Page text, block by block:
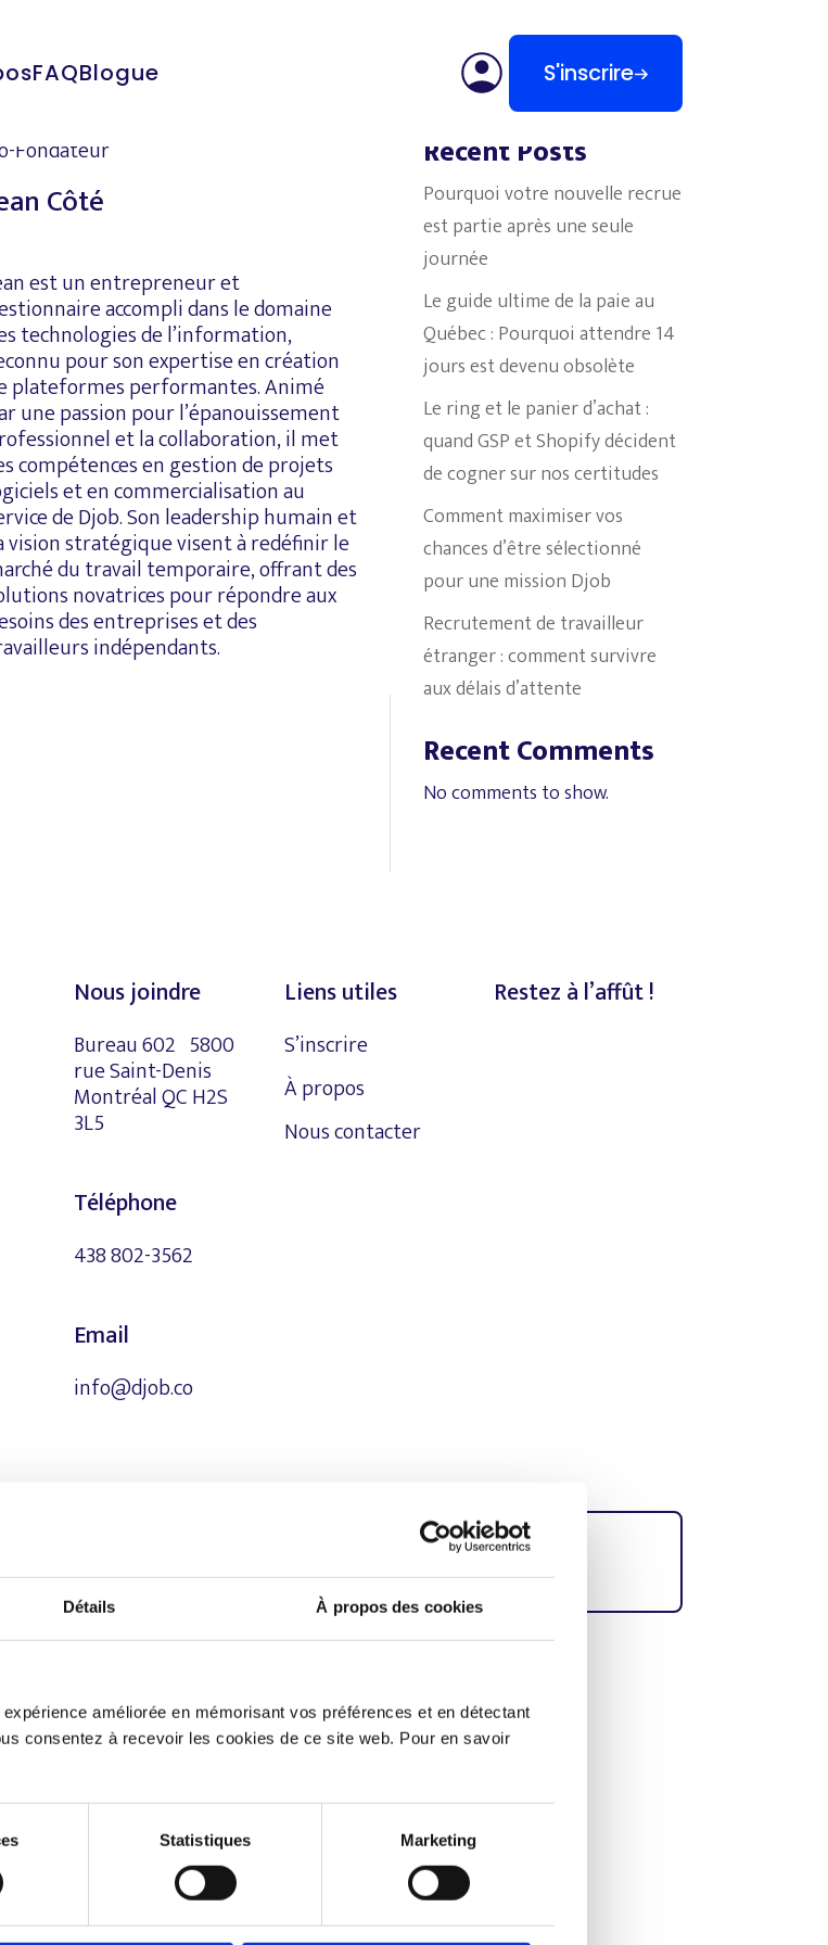
Détails À propos des cookies
améliorée en mémorisant vos préférences et en détectant
consentez à recevoir les cookies de ce site web. Pour en savoir
Statistiques Marketing
FAQBlogue S'inscrire
Fondateur
Côté
est un entrepreneur et
accompli dans le domaine
technologies de l’information,
pour son expertise en création
plateformes performantes. Animé
une passion pour l’épanouissement
et la collaboration, il met
compétences en gestion de projets
et en commercialisation au
de Djob. Son leadership humain et
vision stratégique visent à redéfinir le
du travail temporaire, offrant des
novatrices pour répondre aux
des entreprises et des
indépendants.
Search
Recent Posts
Pourquoi votre nouvelle recrue
est partie après une seule
journée
Le guide ultime de la paie au
Québec : Pourquoi attendre 14
jours est devenu obsolète
Le ring et le panier d’achat :
quand GSP et Shopify décident
de cogner sur nos certitudes
Comment maximiser vos
chances d’être sélectionné
pour une mission Djob
Recrutement de travailleur
étranger : comment survivre
aux délais d’attente
Recent Comments
No comments to show.
Nous joindre
Bureau 602 5800
rue Saint-Denis
Montréal QC H2S
3L5
Téléphone
438 802-3562
Email
info@djob.co
Liens utiles
S’inscrire
À propos
Nous contacter
Restez à l’affût !
Conditions d’utilisation
équitables à tous. L’usage du masculin dans les textes a été
des fins d’allégement uniquement.